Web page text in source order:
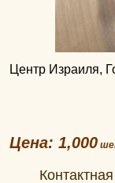
Центр Израиля,
Цена: 1,000